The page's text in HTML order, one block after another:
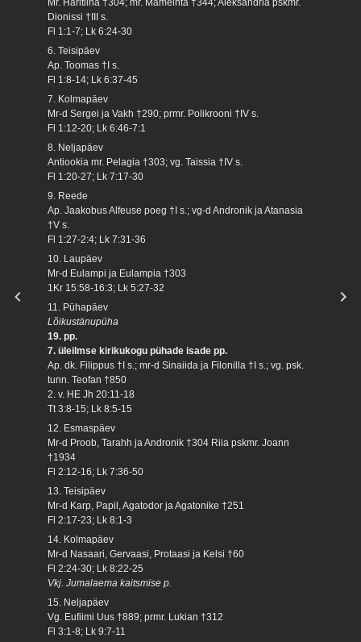
Mr. Haritiina †304; mr. Mamelhta †344; Aleksandria pskmr.
Dionissi †III s.
Fl 1:1-7; Lk 6:24-30
6. Teisipäev
Ap. Toomas †I s.
Fl 1:8-14; Lk 6:37-45
7. Kolmapäev
Mr-d Sergei ja Vakh †290; prmr. Polikrooni †IV s.
Fl 1:12-20; Lk 6:46-7:1
8. Neljapäev
Antiookia mr. Pelagia †303; vg. Taissia †IV s.
Fl 1:20-27; Lk 7:17-30
9. Reede
Ap. Jaakobus Alfeuse poeg †I s.; vg-d Andronik ja Atanasia
†V s.
Fl 1:27-2:4; Lk 7:31-36
10. Laupäev
Mr-d Eulampi ja Eulampia †303
1Kr 15:58-16:3; Lk 5:27-32
11. Pühapäev
Lõikustänupüha
19. pp.
7. üleilmse kirikukogu pühade isade pp.
Ap. dk. Filippus †I s.; mr-d Sinaiida ja Filonilla †I s.; vg. psk.
tunn. Teofan †850
2. v. HE Jh 20:11-18
Tt 3:8-15; Lk 8:5-15
12. Esmaspäev
Mr-d Proob, Tarahh ja Andronik †304 Riia pskmr. Joann
†1934
Fl 2:12-16; Lk 7:36-50
13. Teisipäev
Mr-d Karp, Papil, Agatodor ja Agatonike †251
Fl 2:17-23; Lk 8:1-3
14. Kolmapäev
Mr-d Nasaari, Gervaasi, Protaasi ja Kelsi †60
Fl 2:24-30; Lk 8:22-25
Vkj. Jumalaema kaitsmise p.
15. Neljapäev
Vg. Eufiimi Uus †889; prmr. Lukian †312
Fl 3:1-8; Lk 9:7-11